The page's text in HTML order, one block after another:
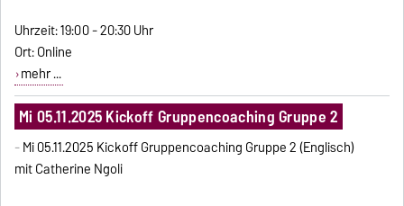
Uhrzeit: 19:00 - 20:30 Uhr
Ort: Online
mehr ...
Mi 05.11.2025 Kickoff Gruppencoaching Gruppe 2
-Mi 05.11.2025 Kickoff Gruppencoaching Gruppe 2 (Englisch)
mit Catherine Ngoli